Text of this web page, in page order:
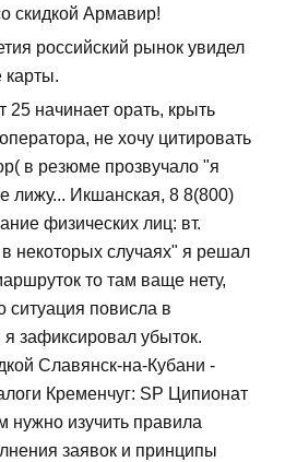
скидкой Армавир!
российский рынок увидел
карты.
25 начинает орать, крыть
не хочу цитировать
в резюме прозвучало "я
лижу... Икшанская, 8 8(800)
физических лиц: вт.
некоторых случаях" я решал
то там ваще нету,
ситуация повисла в
зафиксировал убыток.
Славянск-на-Кубани -
Кременчуг: SP Ципионат
нужно изучить правила
заявок и принципы